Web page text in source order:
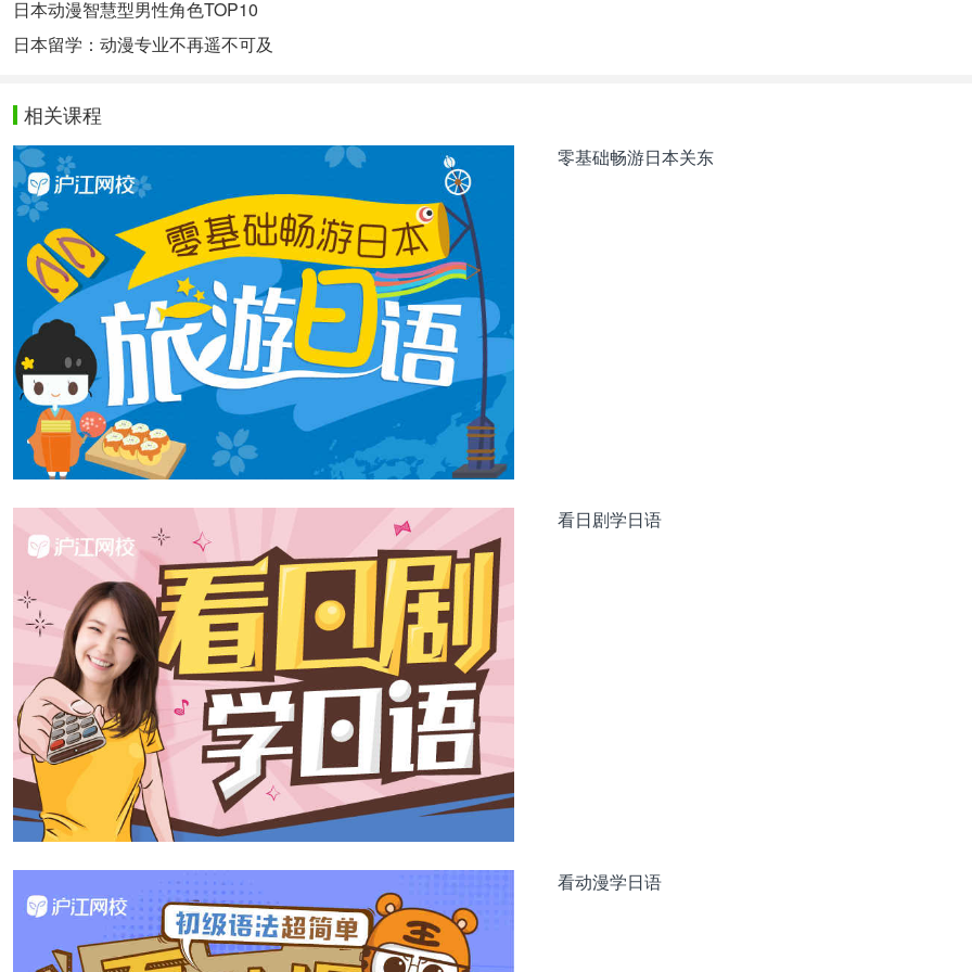
日本动漫智慧型男性角色TOP10
日本留学：动漫专业不再遥不可及
相关课程
零基础畅游日本关东
看日剧学日语
看动漫学日语